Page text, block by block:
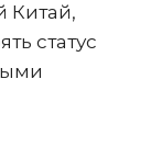
Китай,
статус